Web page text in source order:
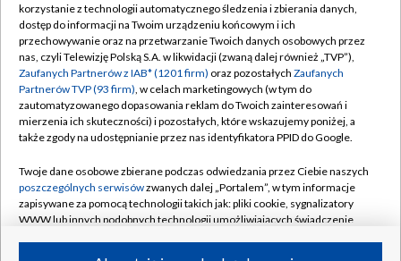
TVP
Abonament TVP
Emisja w TVP
Centrum informacji TVP
Naziemna Telewizja Cyfrowa
Rada Programowa
System NOS
Informacje o nadawcy
Regulamin TVP
Polityka prywatności
Moje zgody
Pomoc
Kontakt
Kanały
korzystanie z technologii automatycznego śledzenia i zbierania danych,
dostęp do informacji na Twoim urządzeniu końcowym i ich
przechowywanie oraz na przetwarzanie Twoich danych osobowych przez
nas, czyli Telewizję Polską S.A. w likwidacji (zwaną dalej również „TVP”),
Zaufanych Partnerów z IAB* (1201 firm) oraz pozostałych Zaufanych
Partnerów TVP (93 firm), w celach marketingowych (w tym do
zautomatyzowanego dopasowania reklam do Twoich zainteresowań i
mierzenia ich skuteczności) i pozostałych, które wskazujemy poniżej, a
także zgody na udostępnianie przez nas identyfikatora PPID do Google.
Twoje dane osobowe zbierane podczas odwiedzania przez Ciebie naszych
poszczególnych serwisówzwanych dalej „Portalem”, w tym informacje
zapisywane za pomocą technologii takich jak: pliki cookie, sygnalizatory
WWW lub innych podobnych technologii umożliwiających świadczenie